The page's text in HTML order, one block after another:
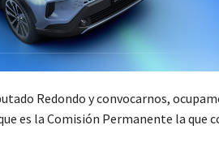
Redondo y convocarnos,
es la Comisión Permanente la que